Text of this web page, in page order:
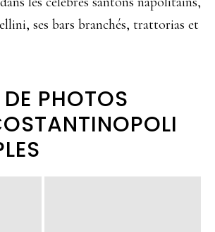
ses bars branchés, trattorias et
PHOTOS